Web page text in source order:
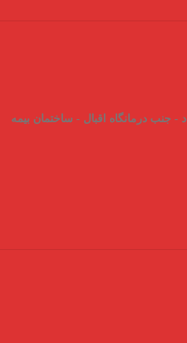
- جنب درمانگاه اقبال - ساختمان بیمه